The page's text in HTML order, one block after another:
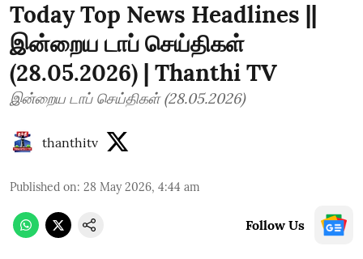
Today Top News Headlines ||
இன்றைய டாப் செய்திகள்
(28.05.2026) | Thanthi TV
இன்றைய டாப் செய்திகள் (28.05.2026)
thanthitv
Published on: 28 May 2026, 4:44 am
Follow Us